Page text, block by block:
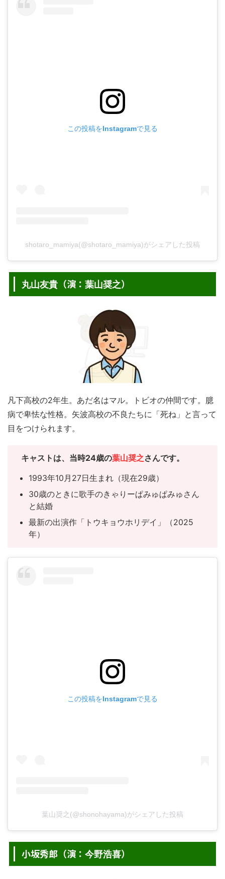
この投稿をInstagramで見る
shotaro_mamiya(@shotaro_mamiya)がシェアした投稿
丸山友貴 （演：葉山奨之）
凡下高校の2年生。あだ名はマル。トビオの仲間です。臆
病で卑怯な性格。矢波高校の不良たちに「死ね」と言って
目をつけられます。
キャスト は、当時24歳の葉山奨之さんです。
1993年10月27日生まれ（現在29歳）
30歳のときに歌手のきゃりーぱみゅぱみゅさん
と結婚
最新の出演作「トウキョウホリデイ」（2025
年）
この投稿をInstagramで見る
葉山奨之(@shonohayama)がシェアした投稿
小坂秀郎（演：今野浩喜）